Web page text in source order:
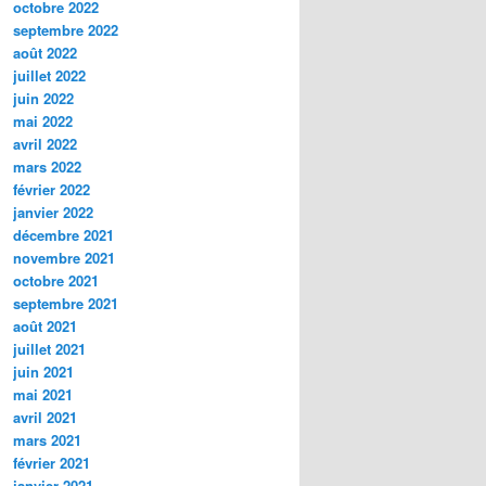
octobre 2022
septembre 2022
août 2022
juillet 2022
juin 2022
mai 2022
avril 2022
mars 2022
février 2022
janvier 2022
décembre 2021
novembre 2021
octobre 2021
septembre 2021
août 2021
juillet 2021
juin 2021
mai 2021
avril 2021
mars 2021
février 2021